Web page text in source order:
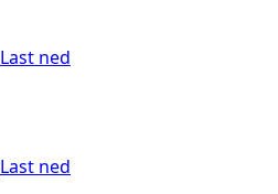
Last ned
Last ned